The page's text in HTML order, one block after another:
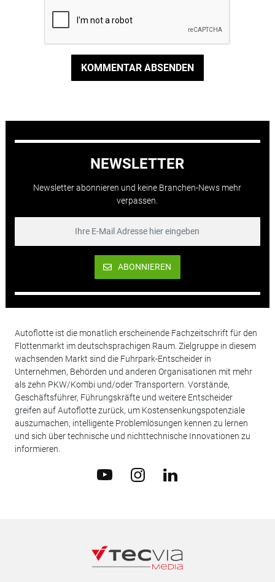
KOMMENTAR ABSENDEN
NEWSLETTER
Newsletter abonnieren und keine Branchen-News mehr
verpassen.
ABONNIEREN
Autoflotte ist die monatlich erscheinende Fachzeitschrift für den
Flottenmarkt im deutschsprachigen Raum. Zielgruppe in diesem
wachsenden Markt sind die Fuhrpark-Entscheider in
Unternehmen, Behörden und anderen Organisationen mit mehr
als zehn PKW/Kombi und/oder Transportern. Vorstände,
Geschäftsführer, Führungskräfte und weitere Entscheider
greifen auf Autoflotte zurück, um Kostensenkungspotenziale
auszumachen, intelligente Problemlösungen kennen zu lernen
und sich über technische und nichttechnische Innovationen zu
informieren.